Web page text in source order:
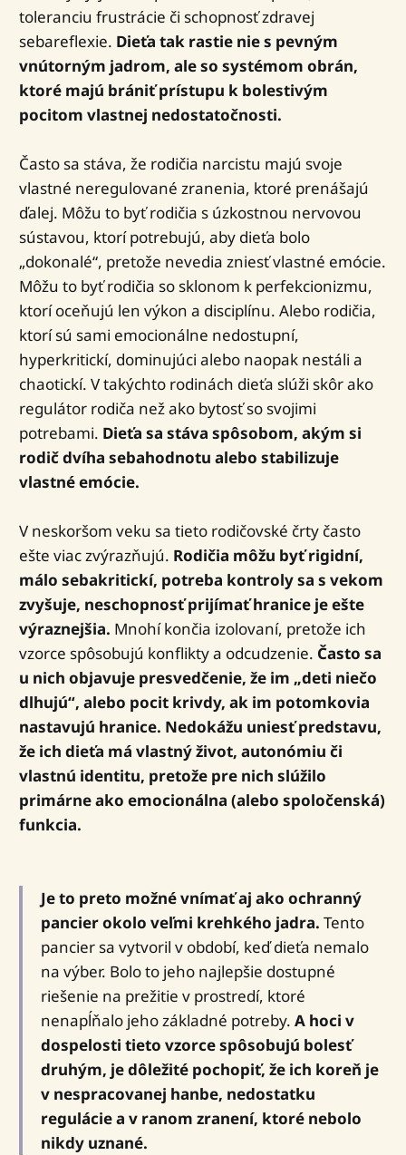
toleranciu frustrácie či schopnosť zdravej
sebareflexie. Dieťa tak rastie nie s pevným
vnútorným jadrom, ale so systémom obrán,
ktoré majú brániť prístupu k bolestivým
pocitom vlastnej nedostatočnosti.
Často sa stáva, že rodičia narcistu majú svoje
vlastné neregulované zranenia, ktoré prenášajú
ďalej. Môžu to byť rodičia s úzkostnou nervovou
sústavou, ktorí potrebujú, aby dieťa bolo
„dokonalé“, pretože nevedia zniesť vlastné emócie.
Môžu to byť rodičia so sklonom k perfekcionizmu,
ktorí oceňujú len výkon a disciplínu. Alebo rodičia,
ktorí sú sami emocionálne nedostupní,
hyperkritickí, dominujúci alebo naopak nestáli a
chaotickí. V takýchto rodinách dieťa slúži skôr ako
regulátor rodiča než ako bytosť so svojimi
potrebami. Dieťa sa stáva spôsobom, akým si
rodič dvíha sebahodnotu alebo stabilizuje
vlastné emócie.
V neskoršom veku sa tieto rodičovské črty často
ešte viac zvýrazňujú. Rodičia môžu byť rigidní,
málo sebakritickí, potreba kontroly sa s vekom
zvyšuje, neschopnosť prijímať hranice je ešte
výraznejšia. Mnohí končia izolovaní, pretože ich
vzorce spôsobujú konflikty a odcudzenie. Často sa
u nich objavuje presvedčenie, že im „deti niečo
dlhujú“, alebo pocit krivdy, ak im potomkovia
nastavujú hranice. Nedokážu uniesť predstavu,
že ich dieťa má vlastný život, autonómiu či
vlastnú identitu, pretože pre nich slúžilo
primárne ako emocionálna (alebo spoločenská)
funkcia.
Je to preto možné vnímať aj ako ochranný
pancier okolo veľmi krehkého jadra. Tento
pancier sa vytvoril v období, keď dieťa nemalo
na výber. Bolo to jeho najlepšie dostupné
riešenie na prežitie v prostredí, ktoré
nenapĺňalo jeho základné potreby. A hoci v
dospelosti tieto vzorce spôsobujú bolesť
druhým, je dôležité pochopiť, že ich koreň je
v nespracovanej hanbe, nedostatku
regulácie a v ranom zranení, ktoré nebolo
nikdy uznané.